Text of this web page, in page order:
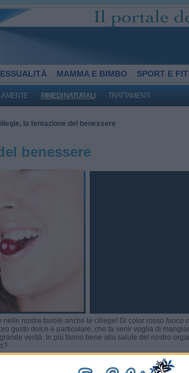
MAMMA E BIMBO SPORT E
MENTE RIMEDI NATURALI TRATTAMENTI
la tentazione del benessere
benessere
nostre tavole anche le ciliege! Di color rosso fuoco
gusto dolce e particolare, che fa venir voglia di
verità. In più fanno bene alla salute del nostro
contengono, infatti, numerose sostanze che fanno